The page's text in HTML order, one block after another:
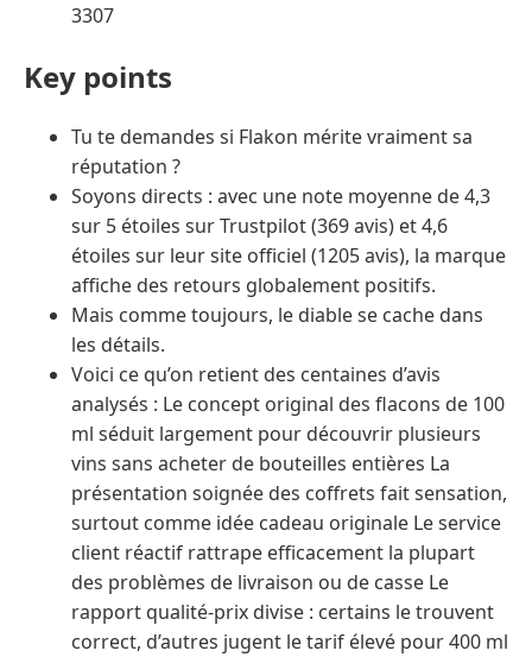
3307
Key points
Tu te demandes si Flakon mérite vraiment sa
réputation ?
Soyons directs : avec une note moyenne de 4,3
sur 5 étoiles sur Trustpilot (369 avis) et 4,6
étoiles sur leur site officiel (1205 avis), la marque
affiche des retours globalement positifs.
Mais comme toujours, le diable se cache dans
les détails.
Voici ce qu’on retient des centaines d’avis
analysés : Le concept original des flacons de 100
ml séduit largement pour découvrir plusieurs
vins sans acheter de bouteilles entières La
présentation soignée des coffrets fait sensation,
surtout comme idée cadeau originale Le service
client réactif rattrape efficacement la plupart
des problèmes de livraison ou de casse Le
rapport qualité-prix divise : certains le trouvent
correct, d’autres jugent le tarif élevé pour 400 ml